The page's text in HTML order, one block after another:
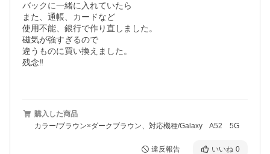
バックに一緒に入れていたら
また、通帳、カードなど
使用不能、銀行で作り直しました。
磁気が強すぎるので
違うものに買い換えました。
残念‼️
購入した商品
カラー/ブラウン×ダークブラウン、対応機種/Galaxy A52 5G
違反報告 いいね 0